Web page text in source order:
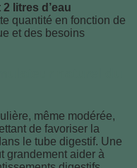
2 litres d’eau
quantité en fonction de
et des besoins
même modérée,
de favoriser la
le tube digestif. Une
grandement aider à